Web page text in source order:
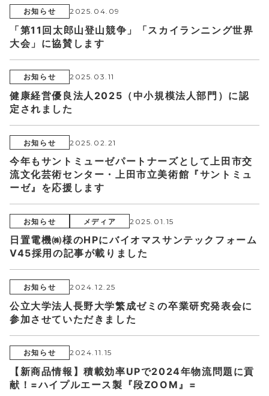
お知らせ 2025.04.09
「第11回太郎山登山競争」「スカイランニング世界
大会」に協賛します
お知らせ 2025.03.11
健康経営優良法人2025（中小規模法人部門）に認
定されました
お知らせ 2025.02.21
今年もサントミューゼパートナーズとして上田市交
流文化芸術センター・上田市立美術館『サントミュ
ーゼ』を応援します
お知らせ メディア 2025.01.15
日置電機㈱様のHPにバイオマスサンテックフォーム
V45採用の記事が載りました
お知らせ 2024.12.25
公立大学法人長野大学繁成ゼミの卒業研究発表会に
参加させていただきました
お知らせ 2024.11.15
【新商品情報】積載効率UPで2024年物流問題に貢
献！=ハイプルエース製『段ZOOM』=